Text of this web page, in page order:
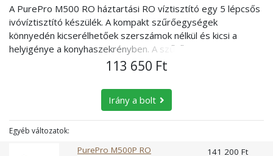
A PurePro M500 RO háztartási RO víztisztító egy 5 lépcsős
ivóvíztisztító készülék. A kompakt szűrőegységek
könnyedén kicserélhetőek szerszámok nélkül és kicsi a
helyigénye a konyhaszekrényben. A szűrőházba be van
építve a szűrőegység, gyorscsatlakozókkal illeszkedik a
szűrőbetét és a szűrőcsere 1 lépésben, rendkívül gyorsan
megoldható. Kisebb a baktériumosodás veszélye, nagyobb
(RO) vízszűrő technológia hatékonysága nagymértékben
113 650 Ft
Irány a bolt
Egyéb változatok:
PurePro M500P RO
141 200 Ft